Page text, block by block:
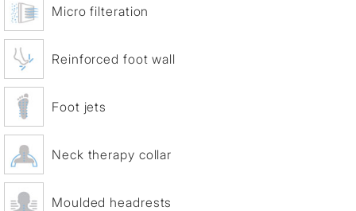
Micro filteration
Reinforced foot wall
Foot jets
Neck therapy collar
Moulded headrests